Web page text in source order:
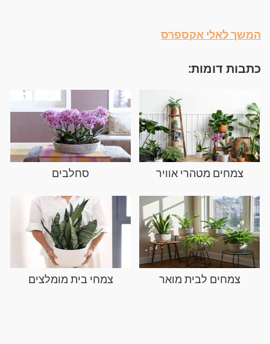
המשך לאלי אקספרס
כתבות דומות:
צמחים מטהרי אוויר סחלבים
צמחים לבית מואר צמחי בית מומלצים